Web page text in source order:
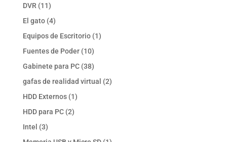
DVR 1111
productos
El gato 44
productos
Equipos de Escritorio 11
Fuentes de Poder 1010
productos
Gabinete para PC 3838
productos
gafas de realidad virtual 22
HDD Externos 11
HDD para PC 22
Intel 33
productos